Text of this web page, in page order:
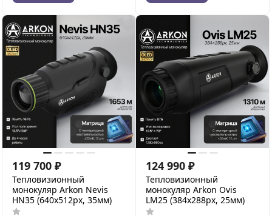
119 700 ₽
Тепловизионный
монокуляр Arkon Nevis
HN35 (640х512px, 35мм)
124 990 ₽
Тепловизионный
монокуляр Arkon Ovis
LM25 (384x288px, 25мм)